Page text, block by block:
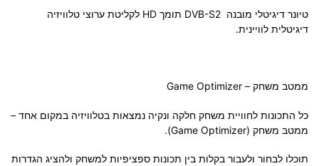
טיונר דיגיטלי מובנה DVB-S2 תומך HD לקליטת ערוצי טלוויזיה
דיגיטלית לוויינית.
ממטב משחק – Game Optimizer
כל התכונות לחוויית משחק חלקה ונקיה נמצאות בטלוויזיה במקום אחד –
ממטב משחק (Game Optimizer).
תוכלו לבחור ולעבור בקלות בין תכונות ספציפיות למשחק ולהציג הגדרות